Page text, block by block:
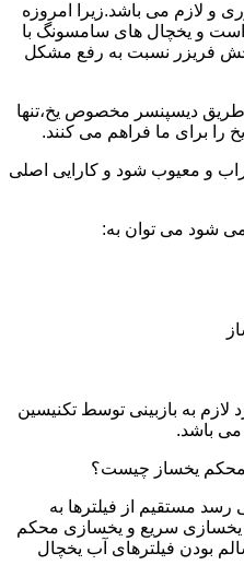
و لازم می باشد.زیرا امروزه
است و یخچال های سامسونگ با
فریزر نسبت به رفع مشکل
طریق دیسپنسر مخصوص یخ،تنها
را برای ما فراهم می کنند.
و معیوب شود و کارایی اصلی
شود می توان به:
لازم به بازبینی توسط تکنیسین
باشد.
یخساز چیست؟
مستقیم از فیلترها به
سریع و یخسازی محکم
بودن فیلترهای آب یخچال